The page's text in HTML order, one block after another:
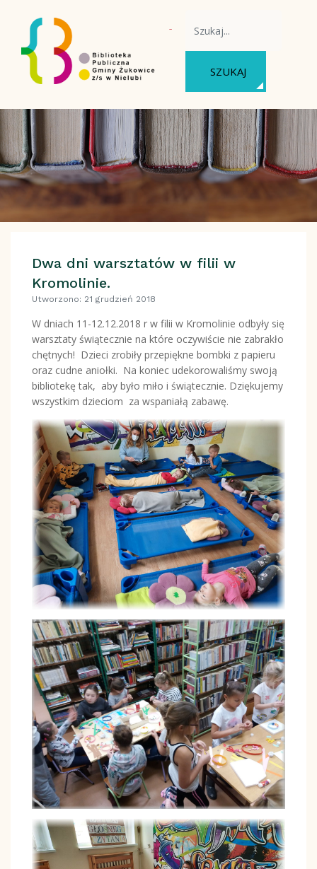
SZUKAJ
Dwa dni warsztatów w filii w
Kromolinie.
Utworzono: 21 grudzień 2018
W dniach 11-12.12.2018 r w filii w Kromolinie odbyły się
warsztaty świątecznie na które oczywiście nie zabrakło
chętnych! Dzieci zrobiły przepiękne bombki z papieru
oraz cudne aniołki. Na koniec udekorowaliśmy swoją
bibliotekę tak, aby było miło i świątecznie. Dziękujemy
wszystkim dzieciom za wspaniałą zabawę.